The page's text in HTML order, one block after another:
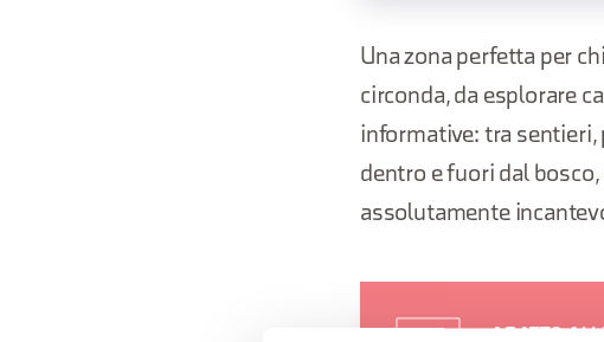
Una zona perfetta per
circonda, da esplorare
informative: tra sentieri,
dentro e fuori dal
assolutamente